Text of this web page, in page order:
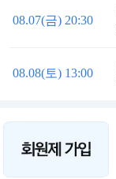
08.07(금) 20:30
08.08(토) 13:00